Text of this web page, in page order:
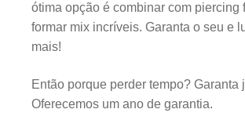
ótima opção é combinar com piercing
formar mix incríveis. Garanta o seu e
mais!
Então porque perder tempo? Garanta
Oferecemos um ano de garantia.